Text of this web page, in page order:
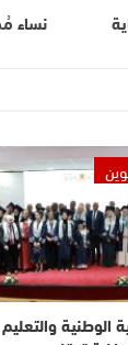
غاية نساء
الوطنية والتعليم